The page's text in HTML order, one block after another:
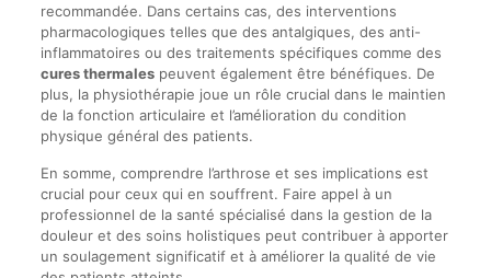
recommandée. Dans certains cas, des interventions
pharmacologiques telles que des antalgiques, des anti-
inflammatoires ou des traitements spécifiques comme des
cures thermalespeuvent également être bénéfiques. De
plus, la physiothérapie joue un rôle crucial dans le maintien
de la fonction articulaire et l’amélioration du condition
physique général des patients.
En somme, comprendre l’arthrose et ses implications est
crucial pour ceux qui en souffrent. Faire appel à un
professionnel de la santé spécialisé dans la gestion de la
douleur et des soins holistiques peut contribuer à apporter
un soulagement significatif et à améliorer la qualité de vie